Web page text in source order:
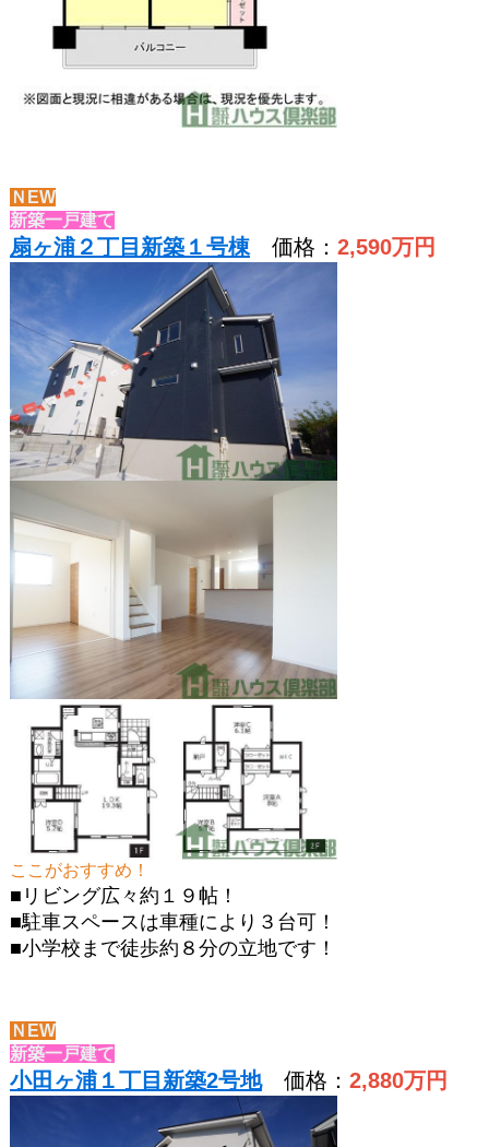
ＮEW
新築一戸建て
扇ヶ浦２丁目新築１号棟 価格： 2,590万円
ここがおすすめ！
■リビング広々約１９帖！
■駐車スペースは車種により３台可！
■小学校まで徒歩約８分の立地です！
ＮEW
新築一戸建て
小田ヶ浦１丁目新築2号地 価格： 2,880万円